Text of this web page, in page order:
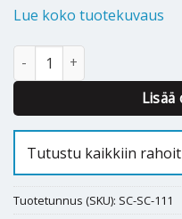
Lue koko tuotekuvaus
Ilmalämpöpumpun
Alternative:
Tutustu kaikkiin
Tuotetunnus (SKU): SC-SC-111